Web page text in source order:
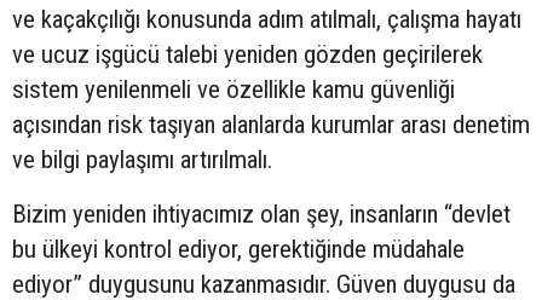
ve kaçakçılığı konusunda adım atılmalı, çalışma hayatı
ve ucuz işgücü talebi yeniden gözden geçirilerek
sistem yenilenmeli ve özellikle kamu güvenliği
açısından risk taşıyan alanlarda kurumlar arası denetim
ve bilgi paylaşımı artırılmalı.
Bizim yeniden ihtiyacımız olan şey, insanların “devlet
bu ülkeyi kontrol ediyor, gerektiğinde müdahale
ediyor” duygusunu kazanmasıdır. Güven duygusu da